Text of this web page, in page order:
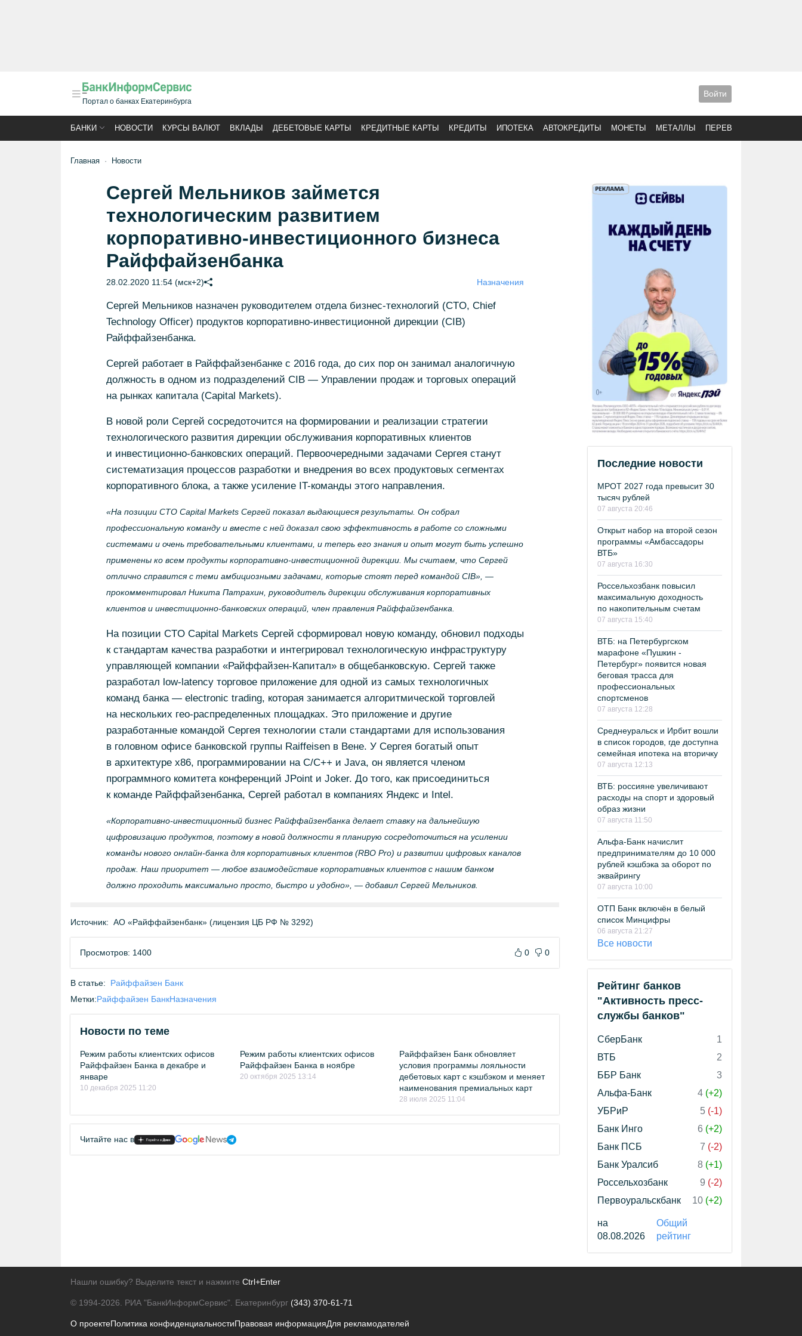
Портал о банках Екатеринбурга
Войти
БАНКИ НОВОСТИ КУРСЫ ВАЛЮТ ВКЛАДЫ ДЕБЕТОВЫЕ КАРТЫ КРЕДИТНЫЕ КАРТЫ КРЕДИТЫ ИПОТЕКА АВТОКРЕДИТЫ МОНЕТЫ МЕТАЛЛЫ ПЕРЕВОДЫ
Главная Новости
Сергей Мельников займется
технологическим развитием
корпоративно-инвестиционного бизнеса
Райффайзенбанка
28.02.2020 11:54 (мск+2) Назначения
Сергей Мельников назначен руководителем отдела бизнес-технологий (CTO, Chief
Technology Officer) продуктов корпоративно-инвестиционной дирекции (CIB)
Райффайзенбанка.
Сергей работает в Райффайзенбанке с 2016 года, до сих пор он занимал аналогичную
должность в одном из подразделений CIB — Управлении продаж и торговых операций
на рынках капитала (Capital Markets).
В новой роли Сергей сосредоточится на формировании и реализации стратегии
технологического развития дирекции обслуживания корпоративных клиентов
и инвестиционно-банковских операций. Первоочередными задачами Сергея станут
систематизация процессов разработки и внедрения во всех продуктовых сегментах
корпоративного блока, а также усиление IT-команды этого направления.
«На позиции CTO Capital Markets Сергей показал выдающиеся результаты. Он собрал
профессиональную команду и вместе с ней доказал свою эффективность в работе со сложными
системами и очень требовательными клиентами, и теперь его знания и опыт могут быть успешно
применены ко всем продукты корпоративно-инвестиционнойдирекции. Мы считаем, что Сергей
отлично справится с теми амбициозными задачами, которые стоят перед командой CIB», —
прокомментировал Никита Патрахин, руководитель дирекции обслуживания корпоративных
клиентов и инвестиционно-банковскихопераций, член правления Райффайзенбанка.
На позиции CTO Capital Markets Сергей сформировал новую команду, обновил подходы
к стандартам качества разработки и интегрировал технологическую инфраструктуру
управляющей компании «Райффайзен-Капитал»в общебанковскую. Сергей также
разработал low-latencyторговое приложение для одной из самых технологичных
команд банка — electronic trading, которая занимается алгоритмической торговлей
на нескольких гео-распределенных площадках. Это приложение и другие
разработанные командой Сергея технологии стали стандартами для использования
в головном офисе банковской группы Raiffeisen в Вене. У Сергея богатый опыт
в архитектуре х86, программировании на С/С++и Java, он является членом
программного комитета конференций JPoint и Joker. До того, как присоединиться
к команде Райффайзенбанка, Сергей работал в компаниях Яндекс и Intel.
«Корпоративно-инвестиционныйбизнес Райффайзенбанка делает ставку на дальнейшую
цифровизацию продуктов, поэтому в новой должности я планирую сосредоточиться на усилении
команды нового онлайн-банка для корпоративных клиентов (RBO Pro) и развитии цифровых каналов
продаж. Наш приоритет — любое взаимодействие корпоративных клиентов с нашим банком
должно проходить максимально просто, быстро и удобно», — добавил Сергей Мельников.
Источник: АО «Райффайзенбанк» (лицензия ЦБ РФ № 3292)
Просмотров: 1400 0 0
В статье:
Райффайзен Банк
Метки:Райффайзен БанкНазначения
Новости по теме
Режим работы клиентских офисов
Райффайзен Банка в декабре и
январе
10 декабря 2025 11:20
Режим работы клиентских офисов
Райффайзен Банка в ноябре
20 октября 2025 13:14
Райффайзен Банк обновляет
условия программы лояльности
дебетовых карт с кэшбэком и меняет
наименования премиальных карт
28 июля 2025 11:04
Читайте нас в
Последние новости
МРОТ 2027 года превысит 30
тысяч рублей
07 августа 20:46
Открыт набор на второй сезон
программы «Амбассадоры
ВТБ»
07 августа 16:30
Россельхозбанк повысил
максимальную доходность
по накопительным счетам
07 августа 15:40
ВТБ: на Петербургском
марафоне «Пушкин -
Петербург» появится новая
беговая трасса для
профессиональных
спортсменов
07 августа 12:28
Среднеуральск и Ирбит вошли
в список городов, где доступна
семейная ипотека на вторичку
07 августа 12:13
ВТБ: россияне увеличивают
расходы на спорт и здоровый
образ жизни
07 августа 11:50
Альфа-Банк начислит
предпринимателям до 10 000
рублей кэшбэка за оборот по
эквайрингу
07 августа 10:00
ОТП Банк включён в белый
список Минцифры
06 августа 21:27
Все новости
Рейтинг банков
"Активность пресс-
службы банков"
СберБанк
1
ВТБ
2
ББР Банк
3
Альфа-Банк
4 (+2)
УБРиР
5 (-1)
Банк Инго
6 (+2)
Банк ПСБ
7 (-2)
Банк Уралсиб
8 (+1)
Россельхозбанк
9 (-2)
Первоуральскбанк
10 (+2)
на
08.08.2026
Общий
рейтинг
Нашли ошибку? Выделите текст и нажмите Ctrl+Enter
© 1994-2026. РИА "БанкИнформСервис". Екатеринбург (343) 370-61-71
О проектеПолитика конфиденциальностиПравовая информацияДля рекламодателей